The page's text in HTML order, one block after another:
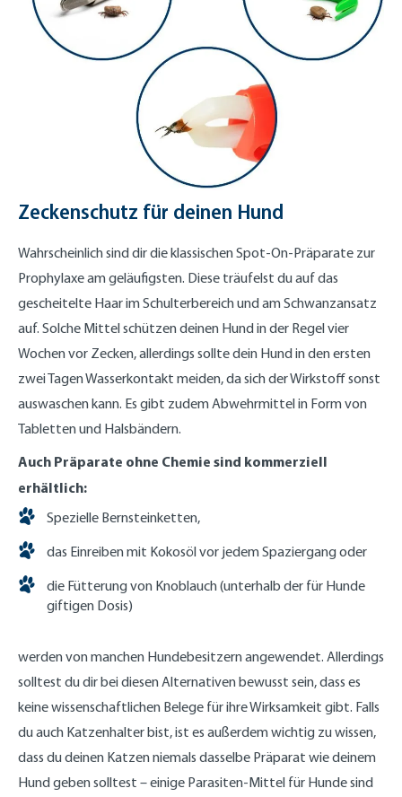
Zeckenschutz für deinen Hund
Wahrscheinlich sind dir die klassischen Spot-On-Präparate zur
Prophylaxe am geläufigsten. Diese träufelst du auf das
gescheitelte Haar im Schulterbereich und am Schwanzansatz
auf. Solche Mittel schützen deinen Hund in der Regel vier
Wochen vor Zecken, allerdings sollte dein Hund in den ersten
zwei Tagen Wasserkontakt meiden, da sich der Wirkstoff sonst
auswaschen kann. Es gibt zudem Abwehrmittel in Form von
Tabletten und Halsbändern.
Auch Präparate ohne Chemie sind kommerziell
erhältlich:
Spezielle Bernsteinketten,
das Einreiben mit Kokosöl vor jedem Spaziergang oder
die Fütterung von Knoblauch (unterhalb der für Hunde
giftigen Dosis)
werden von manchen Hundebesitzern angewendet. Allerdings
solltest du dir bei diesen Alternativen bewusst sein, dass es
keine wissenschaftlichen Belege für ihre Wirksamkeit gibt. Falls
du auch Katzenhalter bist, ist es außerdem wichtig zu wissen,
dass du deinen Katzen niemals dasselbe Präparat wie deinem
Hund geben solltest – einige Parasiten-Mittel für Hunde sind